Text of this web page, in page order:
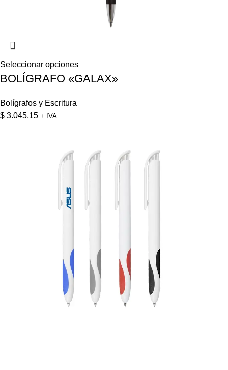
Seleccionar opciones
BOLÍGRAFO «GALAX»
Bolígrafos y Escritura
$ 3.045,15 + IVA